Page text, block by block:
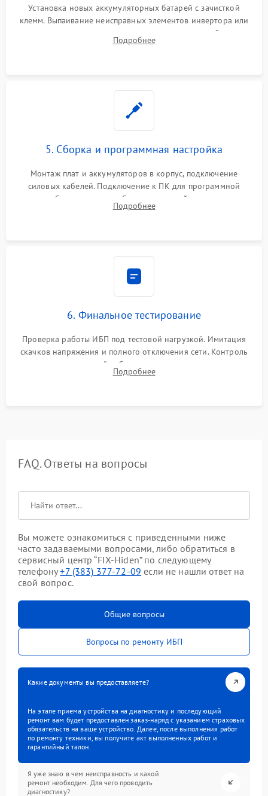
Установка новых аккумуляторных батарей с зачисткой
клемм. Выпаивание неисправных элементов инвертора или
цепи зарядки и монтаж новых радиодеталей.
Восстановление поврежденных токоведущих дорожек и
Подробнее
5. Сборка и программная настройка
Монтаж плат и аккумуляторов в корпус, подключение
силовых кабелей. Подключение к ПК для программной
калибровки констант батареи, настройки порогов
срабатывания AVR и сброса счетчиков старения АКБ.
Подробнее
6. Финальное тестирование
Проверка работы ИБП под тестовой нагрузкой. Имитация
скачков напряжения и полного отключения сети. Контроль
времени автономной работы, температурного режима и
корректности формы выходного сигнала.
Подробнее
FAQ. Ответы на вопросы
Вы можете ознакомиться с приведенными ниже
часто задаваемыми вопросами, либо обратиться в
сервисный центр “FIX-Hiden” по следующему
телефону+7 (383) 377-72-09 если не нашли ответ на
свой вопрос.
Общие вопросы
Вопросы по ремонту ИБП
Какие документы вы предоставляете?
На этапе приема устройства на диагностику и последующий
ремонт вам будет предоставлен заказ-наряд с указанием страховых
обязательств на ваше устройство. Далее, после выполнения работ
по ремонту техники, вы получите акт выполненных работ и
гарантийный талон.
Я уже знаю в чем неисправность и какой
ремонт необходим. Для чего проводить
диагностику?